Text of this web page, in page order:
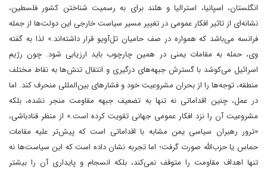
انگلستان، اسپانیا، استرالیا و هلند برای به رسمیت شناختن کشور فلسطین،
نشانه‌ای از تاثیر افکار عمومی در تغییر مسیر سیاست خارجی این دولت‌ها از جمله
فرانسه می‌باشد که همواره در صف حامیان تل‌آویو قرار داشته‌‌اند.» لذا به گفته
وی، حمله به مقامات یمنی در همین چارچوب باید ارزیابی شود. چون رژیم
اسرائیل می‌کوشد با گسترش جبهه‌های درگیری و انتقال تنش‌ها به نقاط مختلف
منطقه، توجه‌ها را از بحران مشروعیت خود و فشارهای بین‌المللی منحرف کند. اما
در عمل، چنین اقداماتی نه تنها به تضعیف جبهه مقاومت منجر نشده، بلکه
مشروعیت آن را نزد افکار عمومی جهانی تقویت کرده است.» از منظر قنادباشی،
«ترور رهبران سیاسی یمن مشابه با اقداماتی است که پیش‌تر علیه مقامات
حماس یا حزب‌الله صورت گرفت؛ اما تجربه نشان داده است که این سیاست‌ها نه
تنها اهداف مقاومت را متوقف نمی‌کند، بلکه انسجام و پایداری آن را بیشتر